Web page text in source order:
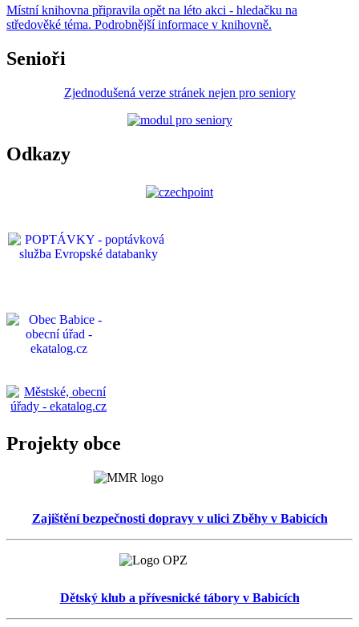
Místní knihovna připravila opět na léto akci - hledačku na
středověké téma. Podrobnější informace v knihovně.
Senioři
Zjednodušená verze stránek nejen pro seniory
Odkazy
Projekty obce
Zajištění bezpečnosti dopravy v ulici Zběhy v Babicích
Dětský klub a přívesnické tábory v Babicích